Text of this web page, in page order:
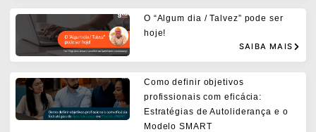
O “Algum dia / Talvez” pode ser
hoje!
SAIBA MAIS
Como definir objetivos
profissionais com eficácia:
Estratégias de Autoliderança e o
Modelo SMART